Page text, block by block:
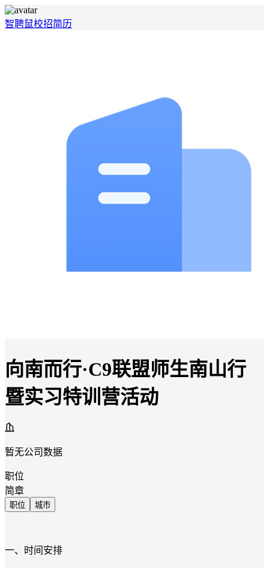
智聘鼠校招简历
向南而行·C9联盟师生南山行
暨实习特训营活动
暂无公司数据
职位
简章
职位 城市
一、 时间安排